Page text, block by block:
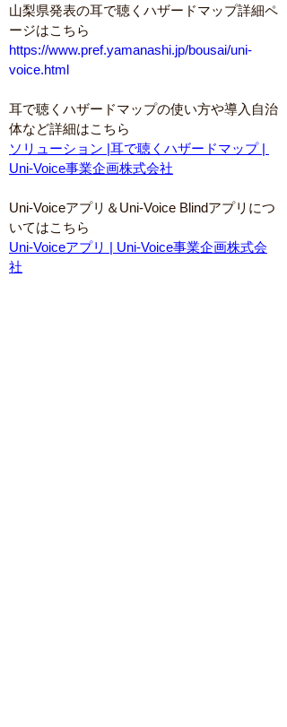
山梨県発表の耳で聴くハザードマップ詳細ペ
ージはこちら
https://www.pref.yamanashi.jp/bousai/uni-
voice.html
耳で聴くハザードマップの使い方や導入自治
体など詳細はこちら
ソリューション |耳で聴くハザードマップ |
Uni-Voice事業企画株式会社
Uni-Voiceアプリ＆Uni-Voice Blindアプリにつ
いてはこちら
Uni-Voiceアプリ | Uni-Voice事業企画株式会
社